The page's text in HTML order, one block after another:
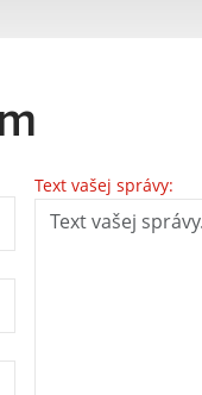
Text vašej správy: